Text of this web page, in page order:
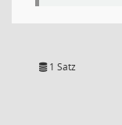
1 Satz